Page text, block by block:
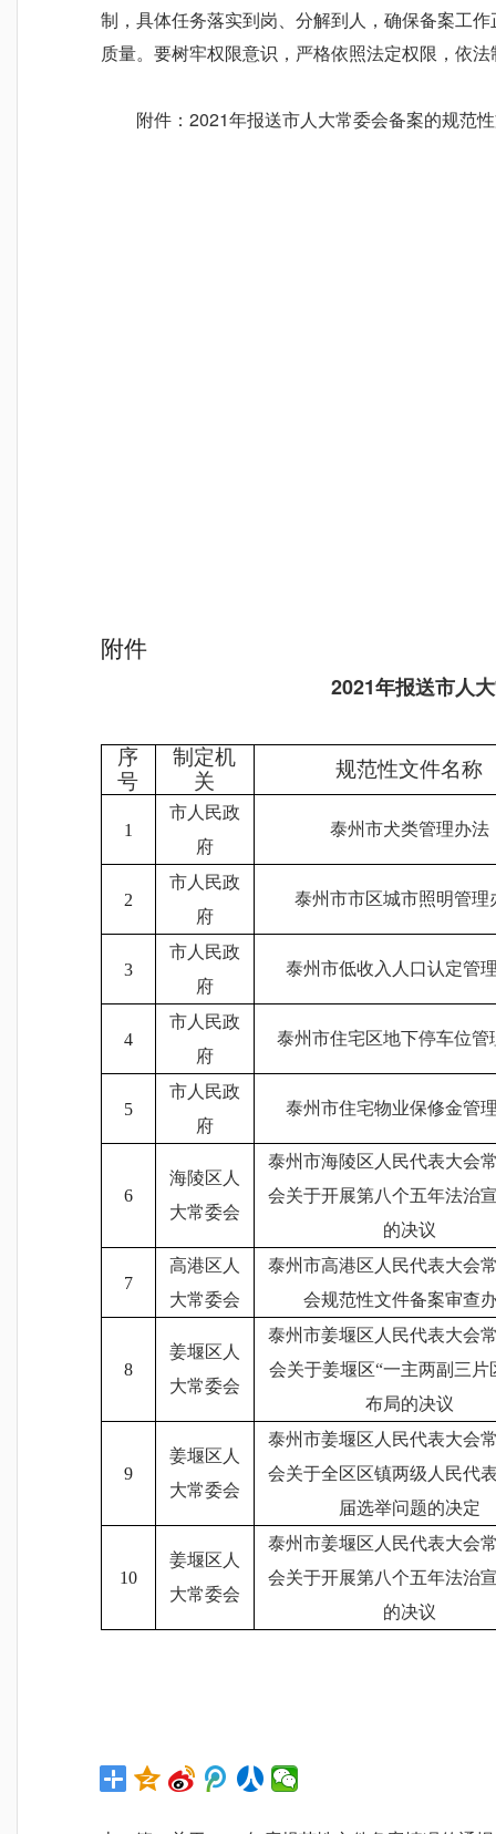
制，具体任务落实到岗、分解到人，确保备案工
质量。要树牢权限意识，严格依照法定权限，依
附件：2021年报送市人大常委会备案的规范
附件
2021年报送市人
序
号
制定机
关
规范性文件名称
1
市人民政
府
泰州市犬类管理办法
2
市人民政
府
泰州市市区城市照明管理
3
市人民政
府
泰州市低收入人口认定管
4
市人民政
府
泰州市住宅区地下停车位管
5
市人民政
府
泰州市住宅物业保修金管
6
海陵区人
大常委会
泰州市海陵区人民代表大会
会关于开展第八个五年法治
的决议
7
高港区人
大常委会
泰州市高港区人民代表大会
会规范性文件备案审查
8
姜堰区人
大常委会
泰州市姜堰区人民代表大会
会关于姜堰区“一主两副三片
布局的决议
9
姜堰区人
大常委会
泰州市姜堰区人民代表大会
会关于全区区镇两级人民代
届选举问题的决定
10
姜堰区人
大常委会
泰州市姜堰区人民代表大会
会关于开展第八个五年法治
的决议